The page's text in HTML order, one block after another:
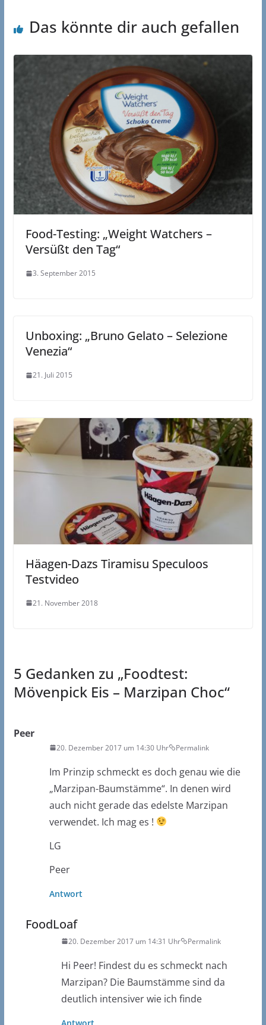
Das könnte dir auch gefallen
Food-Testing: „Weight Watchers –
Versüßt den Tag“
3. September 2015
Unboxing: „Bruno Gelato – Selezione
Venezia“
21. Juli 2015
Häagen-Dazs Tiramisu Speculoos
Testvideo
21. November 2018
5 Gedanken zu „Foodtest:
Mövenpick Eis – Marzipan Choc“
Peer
20. Dezember 2017 um 14:30 Uhr Permalink
Im Prinzip schmeckt es doch genau wie die
„Marzipan-Baumstämme“. In denen wird
auch nicht gerade das edelste Marzipan
verwendet. Ich mag es !
LG
Peer
Antwort
FoodLoaf
20. Dezember 2017 um 14:31 Uhr Permalink
Hi Peer! Findest du es schmeckt nach
Marzipan? Die Baumstämme sind da
deutlich intensiver wie ich finde